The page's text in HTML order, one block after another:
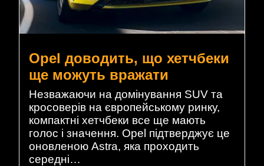
Opel доводить, що хетчбеки
ще можуть вражати
Незважаючи на домінування SUV та
кросоверів на європейському ринку,
компактні хетчбеки все ще мають
голос і значення. Opel підтверджує це
оновленою Astra, яка проходить
середні…